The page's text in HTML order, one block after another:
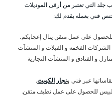
جلد التي تعتبر من أرقى الموديلات
فني بعمله يقدم لك:
للحصول على عمل متقن ينال إعجابكم.
الفخمة و الفيلات و المنشآت
و الفنادق و المنشآت التجارية
عبر فني ونجار الكويت.
للحصول على عمل نظيف متقن.